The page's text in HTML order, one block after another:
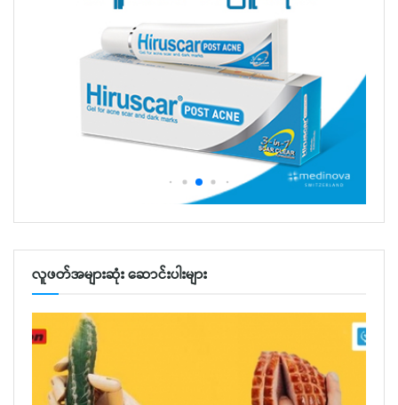
လူဖတ်အများဆုံး ဆောင်းပါးများ